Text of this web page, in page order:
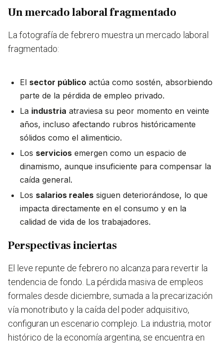
Un mercado laboral fragmentado
La fotografía de febrero muestra un mercado laboral
fragmentado:
El sector público actúa como sostén, absorbiendo
parte de la pérdida de empleo privado.
La industria atraviesa su peor momento en veinte
años, incluso afectando rubros históricamente
sólidos como el alimenticio.
Los servicios emergen como un espacio de
dinamismo, aunque insuficiente para compensar la
caída general.
Los salarios reales siguen deteriorándose, lo que
impacta directamente en el consumo y en la
calidad de vida de los trabajadores.
Perspectivas inciertas
El leve repunte de febrero no alcanza para revertir la
tendencia de fondo. La pérdida masiva de empleos
formales desde diciembre, sumada a la precarización
vía monotributo y la caída del poder adquisitivo,
configuran un escenario complejo. La industria, motor
histórico de la economía argentina, se encuentra en